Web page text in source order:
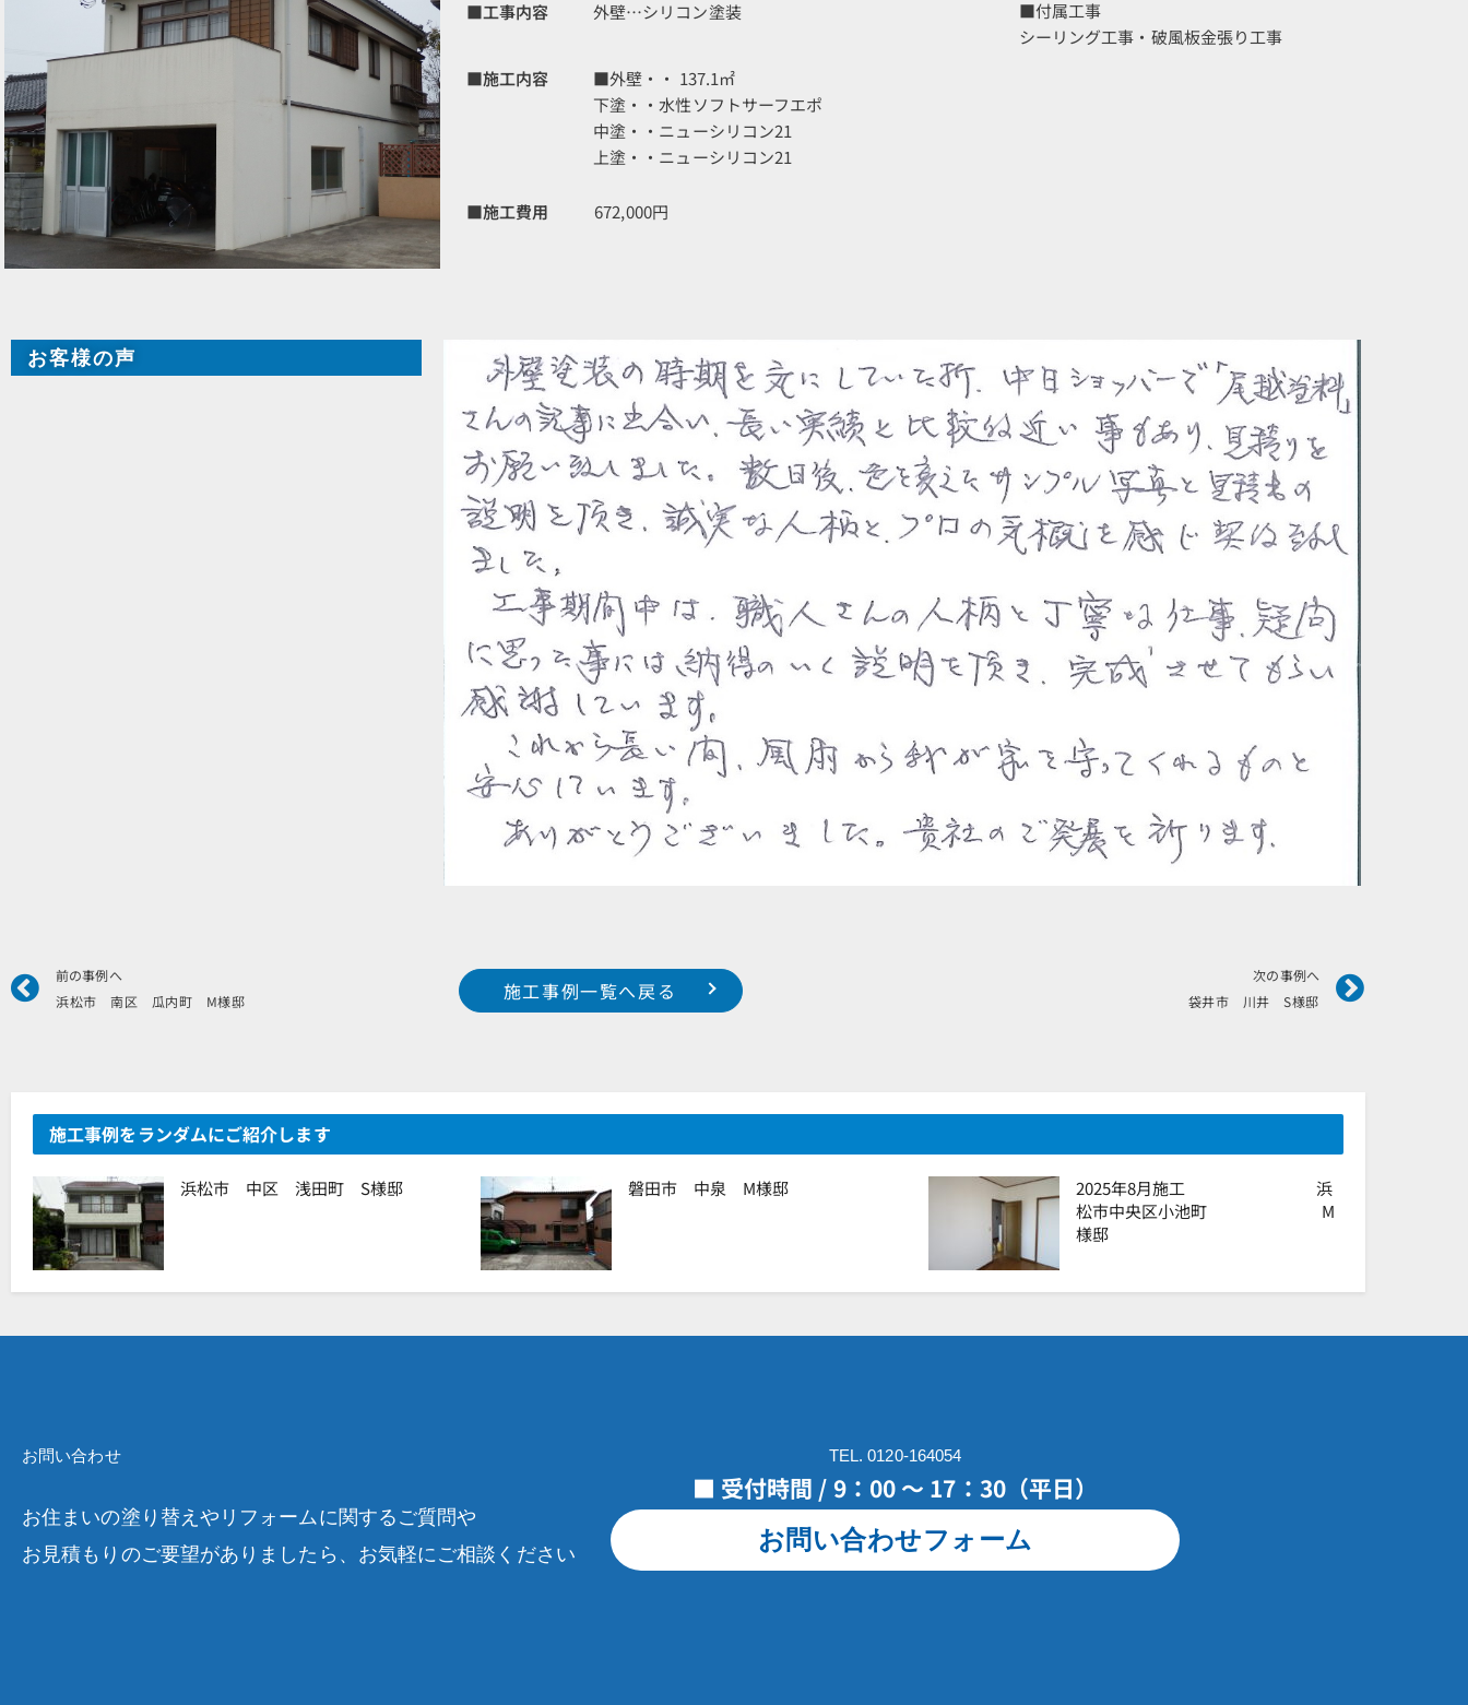
■工事内容 外壁…シリコン塗装
■施工内容
■外壁・・ 137.1㎡
下塗・・水性ソフトサーフエポ
中塗・・ニューシリコン21
上塗・・ニューシリコン21
■施工費用 672,000円
■付属工事
シーリング工事・破風板金張り工事
お客様の声
Prev
前の事例へ
浜松市 南区 瓜内町 M様邸
次の事例へ
袋井市 川井 S様邸
Next
施工事例一覧へ戻る
施工事例をランダムにご紹介します
浜松市 中区 浅田町 S様邸 磐田市 中泉 M様邸
2025年8月施工 浜
松市中央区小池町 M
様邸
お問い合わせ
お住まいの塗り替えやリフォームに関するご質問や
お見積もりのご要望がありましたら、お気軽にご相談ください
TEL. 0120-164054
■ 受付時間 / 9：00 ～ 17：30（平日）
お問い合わせフォーム